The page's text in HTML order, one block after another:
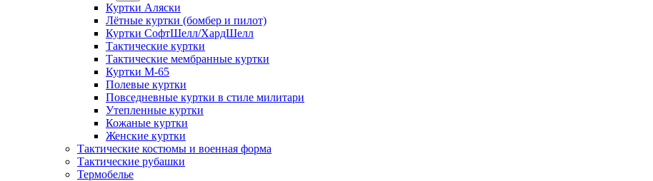
Куртки Аляски
Лётные куртки (бомбер и пилот)
Куртки СофтШелл/ХардШелл
Тактические куртки
Тактические мембранные куртки
Куртки М-65
Полевые куртки
Повседневные куртки в стиле милитари
Утепленные куртки
Кожаные куртки
Женские куртки
Тактические костюмы и военная форма
Тактические рубашки
Термобелье